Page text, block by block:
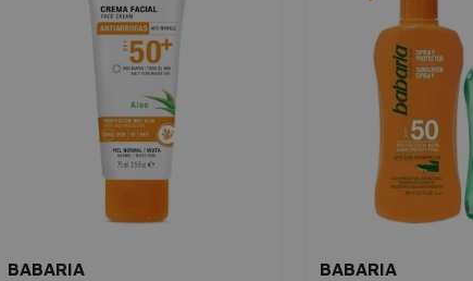
BABARIA
BABARIA